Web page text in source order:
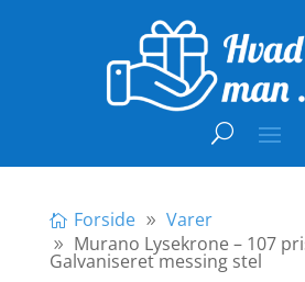
Forside
Varer
Murano Lysekrone – 107
Galvaniseret messing stel